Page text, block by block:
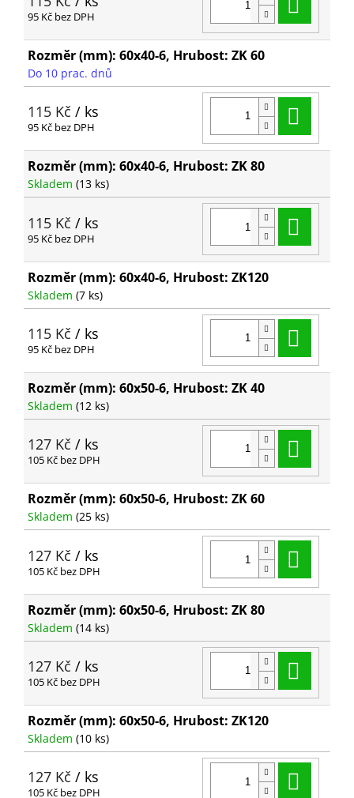
95 Kč bez DPH
Rozměr (mm): 60x40-6, Hrubost: ZK 60
Do 10 prac. dnů
115 Kč / ks
95 Kč bez DPH
Rozměr (mm): 60x40-6, Hrubost: ZK 80
Skladem (13 ks)
115 Kč / ks
95 Kč bez DPH
Rozměr (mm): 60x40-6, Hrubost: ZK120
Skladem (7 ks)
115 Kč / ks
95 Kč bez DPH
Rozměr (mm): 60x50-6, Hrubost: ZK 40
Skladem (12 ks)
127 Kč / ks
105 Kč bez DPH
Rozměr (mm): 60x50-6, Hrubost: ZK 60
Skladem (25 ks)
127 Kč / ks
105 Kč bez DPH
Rozměr (mm): 60x50-6, Hrubost: ZK 80
Skladem (14 ks)
127 Kč / ks
105 Kč bez DPH
Rozměr (mm): 60x50-6, Hrubost: ZK120
Skladem (10 ks)
127 Kč / ks
105 Kč bez DPH